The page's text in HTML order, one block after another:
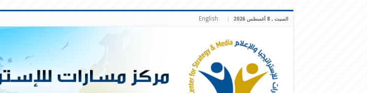
السبت , 8 أغسطس 2026 English